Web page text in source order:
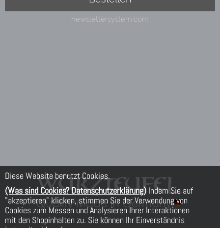
Diese Website benutzt Cookies.
(Was sind Cookies? Datenschutzerklärung) Indem Sie auf
"akzeptieren" klicken, stimmen Sie der Verwendung von
Cookies zum Messen und Analysieren Ihrer Interaktionen
mit den Shopinhalten zu. Sie können Ihr Einverständnis